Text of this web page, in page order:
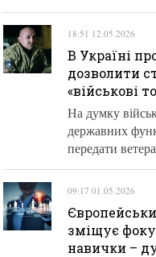
18:51 12.05.2026
В Україні
дозволити
«військові
На думку
державних
передати
09:17 01.05.2026
зміщує
навички –